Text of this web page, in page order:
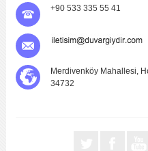
+90 533 335 55 41
Merdivenköy Mahallesi,
34732